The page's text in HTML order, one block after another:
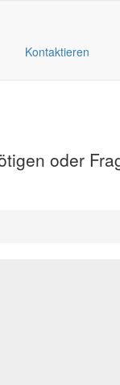
Kontaktieren
oder